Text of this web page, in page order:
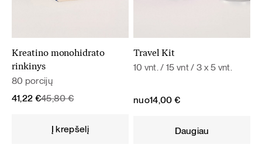
Kreatino monohidrato
rinkinys
80 porcijų
45,80€
Original
41,22 €
Current
Į krepšelį
Travel Kit
10 vnt. / 15 vnt / 3 x 5 vnt.
nuo14,00 €
Daugiau